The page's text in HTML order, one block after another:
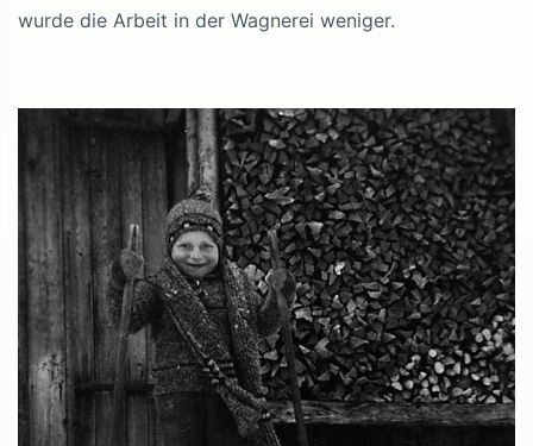
wurde die Arbeit in der Wagnerei weniger.